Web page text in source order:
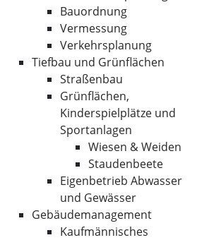
Bauordnung
Vermessung
Verkehrsplanung
Tiefbau und Grünflächen
Straßenbau
Grünflächen,
Kinderspielplätze und
Sportanlagen
Wiesen & Weiden
Staudenbeete
Eigenbetrieb Abwasser
und Gewässer
Gebäudemanagement
Kaufmännisches